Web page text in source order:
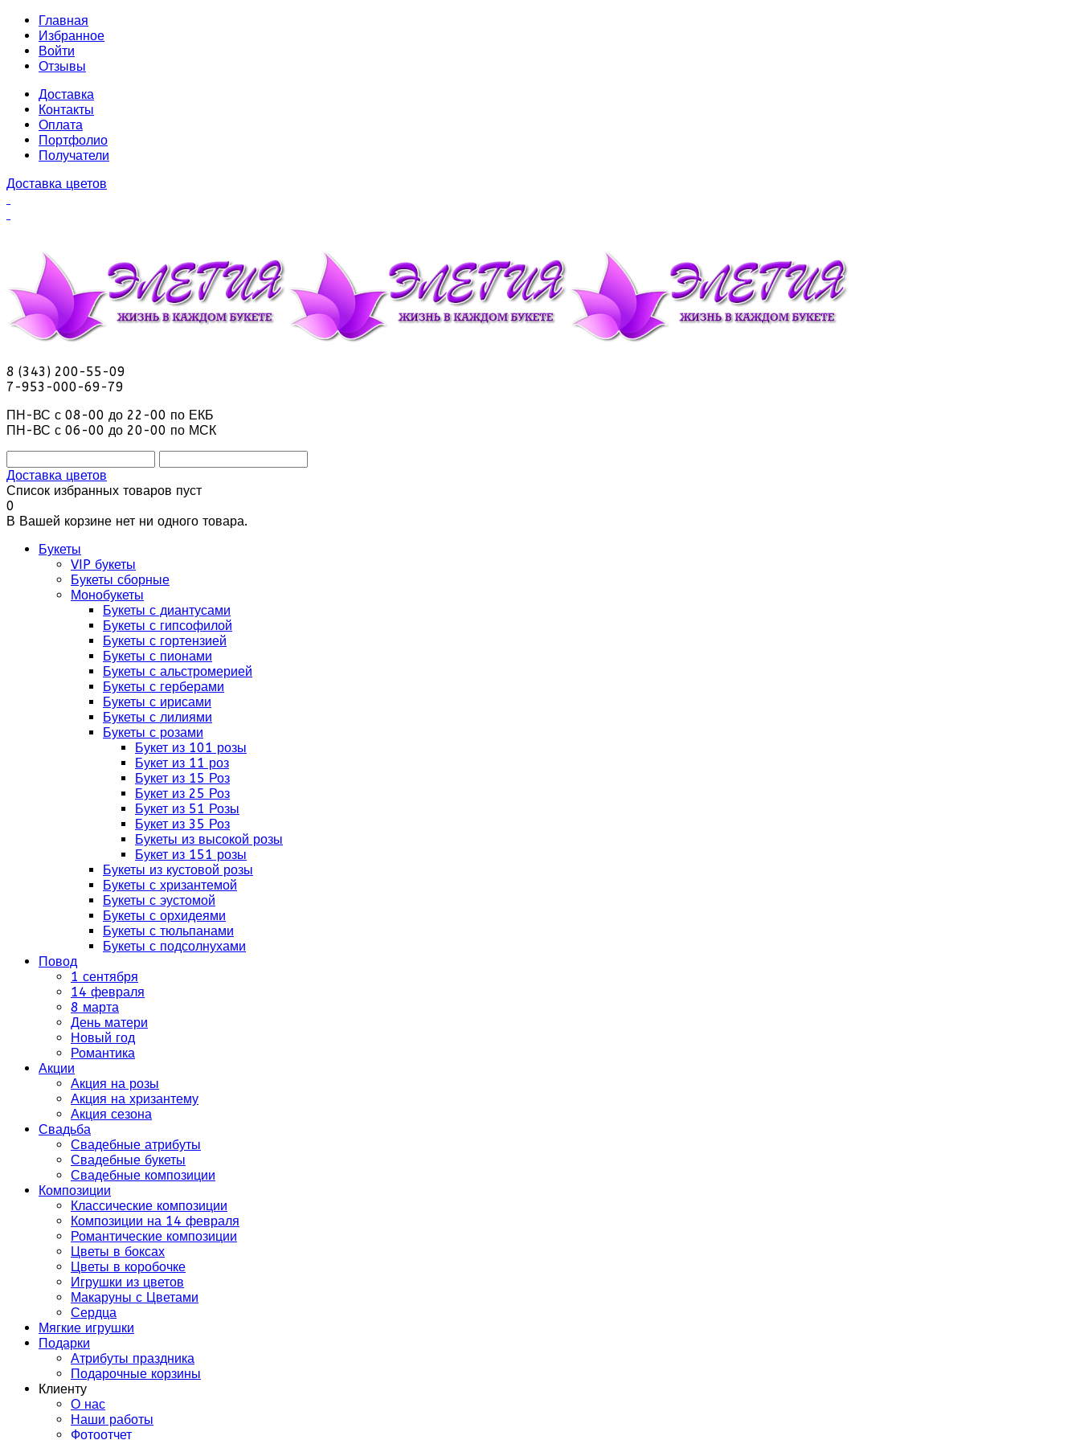
Главная
Избранное
Войти
Отзывы
Доставка
Контакты
Оплата
Портфолио
Получатели
Доставка цветов
8 (343) 200-55-09
7-953-000-69-79
ПН-ВС с 08-00 до 22-00 по ЕКБ
ПН-ВС с 06-00 до 20-00 по МСК
Доставка цветов
Список избранных товаров пуст
0
В Вашей корзине нет ни одного товара.
Букеты
VIP букеты
Букеты сборные
Монобукеты
Букеты с диантусами
Букеты с гипсофилой
Букеты с гортензией
Букеты с пионами
Букеты с альстромерией
Букеты с герберами
Букеты с ирисами
Букеты с лилиями
Букеты с розами
Букет из 101 розы
Букет из 11 роз
Букет из 15 Роз
Букет из 25 Роз
Букет из 51 Розы
Букет из 35 Роз
Букеты из высокой розы
Букет из 151 розы
Букеты из кустовой розы
Букеты с хризантемой
Букеты с эустомой
Букеты с орхидеями
Букеты с тюльпанами
Букеты с подсолнухами
Повод
1 сентября
14 февраля
8 марта
День матери
Новый год
Романтика
Акции
Акция на розы
Акция на хризантему
Акция сезона
Свадьба
Свадебные атрибуты
Свадебные букеты
Свадебные композиции
Композиции
Классические композиции
Композиции на 14 февраля
Романтические композиции
Цветы в боксах
Цветы в коробочке
Игрушки из цветов
Макаруны с Цветами
Сердца
Мягкие игрушки
Подарки
Атрибуты праздника
Подарочные корзины
Клиенту
О нас
Наши работы
Фотоотчет